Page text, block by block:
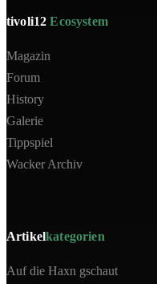
tivoli12Ecosystem
Magazin
Forum
History
Galerie
Tippspiel
Wacker Archiv
Artikelkategorien
Auf die Haxn gschaut